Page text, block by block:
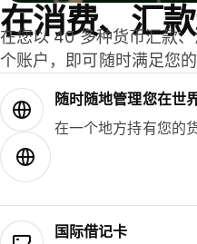
在消费、汇
在您以 40 多种货币汇款
个账户，即可随时满足您的
随时随地管理您在世
在一个地方持有您的
国际借记卡